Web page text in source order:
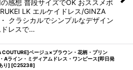
感想 普段サイズでOK おススメポ
LK エルケイドレス/GINZA
クラシカルでシンプルなデザイン
レスで…
ベージュ×ブラウン・花柄・プリン
Aライン・ミディアムドレス・ワンピース[即日発
り] [C25238]